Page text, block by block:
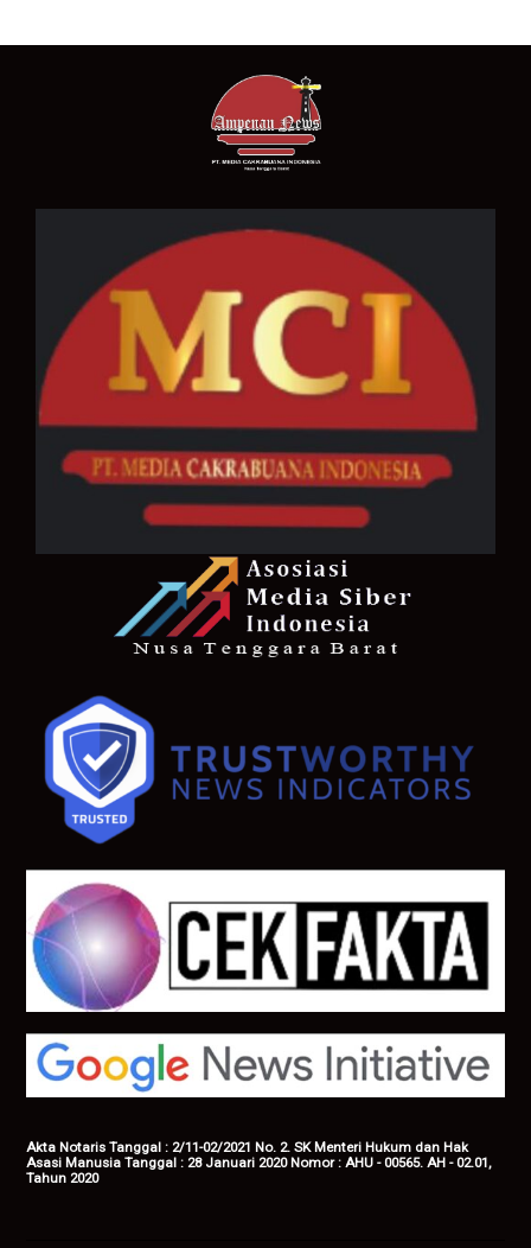
Akta Notaris Tanggal : 2/11-02/2021 No. 2. SK Menteri Hukum dan Hak
Asasi Manusia Tanggal : 28 Januari 2020 Nomor : AHU - 00565. AH - 02.01,
Tahun 2020